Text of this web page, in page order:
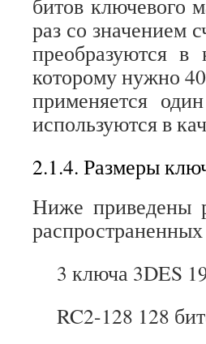
битов ключевого
раз со значением
преобразуются
которому нужно
применяется
используются в
2.1.4. Размеры
Ниже приведены
3 ключа 3DES
RC2-128 128